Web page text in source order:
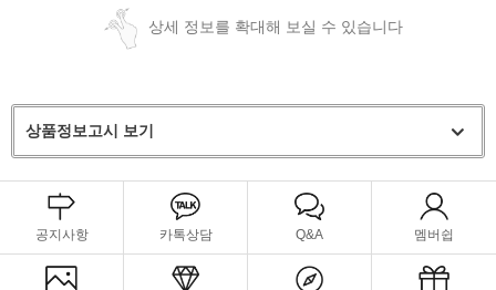
상세 정보를 확대해 보실 수 있습니다
상품정보고시 보기
공지사항 카톡상담 Q&A 멤버쉽